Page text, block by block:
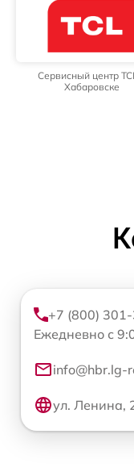
Сервисный центр
Хабаровске
+7 (800)
Ежедневно с
info@hbr.lg-
ул. Ленина,